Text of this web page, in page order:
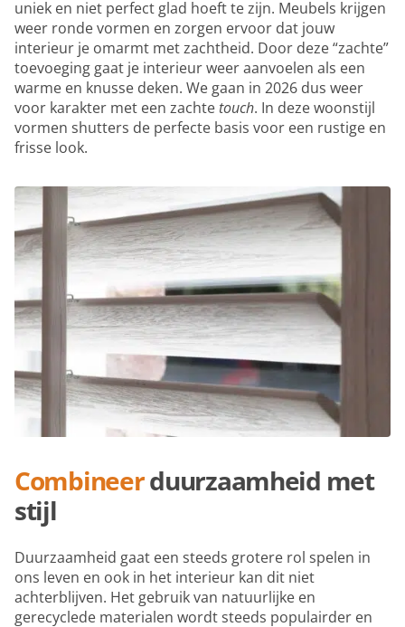
uniek en niet perfect glad hoeft te zijn. Meubels krijgen
weer ronde vormen en zorgen ervoor dat jouw
interieur je omarmt met zachtheid. Door deze “zachte”
toevoeging gaat je interieur weer aanvoelen als een
warme en knusse deken. We gaan in 2026 dus weer
voor karakter met een zachte touch. In deze woonstijl
vormen shutters de perfecte basis voor een rustige en
frisse look.
Combineerduurzaamheid met
stijl
Duurzaamheid gaat een steeds grotere rol spelen in
ons leven en ook in het interieur kan dit niet
achterblijven. Het gebruik van natuurlijke en
gerecyclede materialen wordt steeds populairder en